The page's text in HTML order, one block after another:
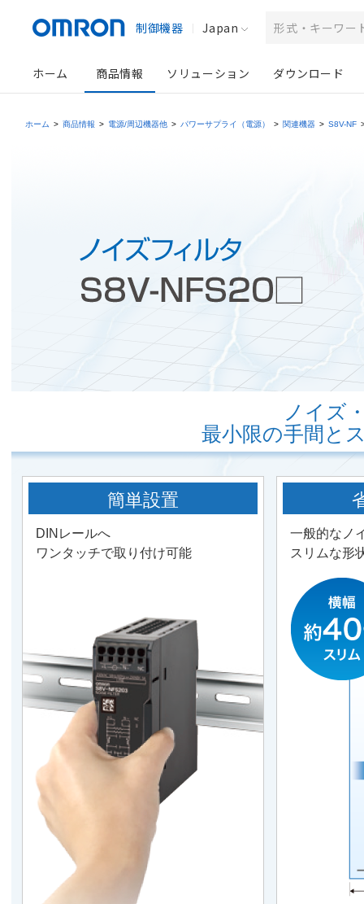
制御機器 Japan
ホーム 商品情報 ソリューション ダウンロード
ホーム > 商品情報 > 電源/周辺機器他 > パワーサプライ（電源） > 関連機器 > S8V-NF
ノイズ
最小限の手間と
簡単設置
DINレールへ
ワンタッチで取り付け可能
一般的なノ
スリムな形